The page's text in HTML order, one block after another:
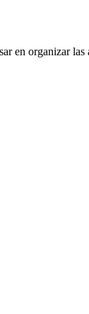
en organizar